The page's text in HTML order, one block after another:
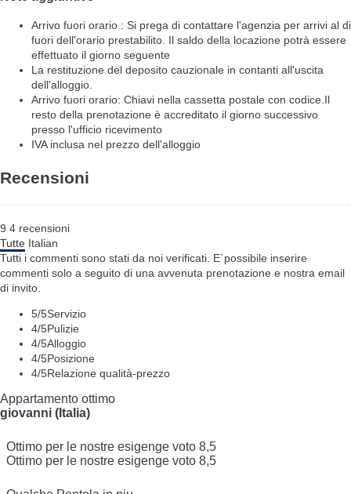
Arrivo fuori orario : Si prega di contattare l'agenzia per arrivi al di
fuori dell'orario prestabilito. Il saldo della locazione potrà essere
effettuato il giorno seguente
La restituzione del deposito cauzionale in contanti all'uscita
dell'alloggio.
Arrivo fuori orario: Chiavi nella cassetta postale con codice.Il
resto della prenotazione è accreditato il giorno successivo
presso l'ufficio ricevimento
IVA inclusa nel prezzo dell'alloggio
Recensioni
9 4 recensioni
Tutte Italian
Tutti i commenti sono stati da noi verificati. E`possibile inserire
commenti solo a seguito di una avvenuta prenotazione e nostra email
di invito.
5/5Servizio
4/5Pulizie
4/5Alloggio
4/5Posizione
4/5Relazione qualità-prezzo
Appartamento ottimo
giovanni (Italia)
Ottimo per le nostre esigenge voto 8,5
Ottimo per le nostre esigenge voto 8,5